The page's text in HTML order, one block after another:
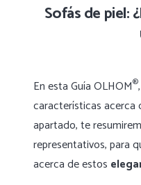
Sofás de piel:
En esta Guía OLHOM®
características acerca
apartado, te
representativos, para
acerca de estos